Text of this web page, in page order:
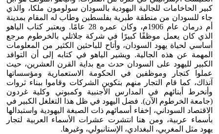
كبير الحاخامات للجالية اليهودية بالسودان سولومون ملكا، والذي
جاء للسودان من منطقة طبرية بفلسطين وطاب له المقام بمدينة
أم درمان عام 1906م، وكان عمره 28 عامًا. ويعتبر كتاب الياهو
الذي كان يعمل موظفًا كبيرًا في شركة جلاتلي بالخرطوم مرجع
أساسي لحياة يهود السودان، وأتاح للباحثين الكثير من المعلومات
المهمة عن هذه الجالية. ويشير الياهو في كتابه إلى أن التوافد
الكبير لليهود على السودان حدث مع بداية القرن العشرين، حيث
عملوا كتجار وموظفين في الحكومة الاستعمارية ومؤسساتها
آنذاك، كما قام التجار منهم بتكوين الشركات وقاموا ببناء ثروات
وأنخرط أبنائهم في المدارس الأجنبية وكمبوني وكلية غردون
(جامعة الخرطوم الآن). فضل اليهود في ظل هذا التغلغل الكبير في
الاقتصاد السوداني، إخفاء أسمائهم ذات الصبغة اليهودية واستبدالها
بأسماء عربية، ومن هنا انتشرت عشرات الأسماء العربية لتجار
يهود مثل المغربي، البغدادي، الإستانبولي، وغيرها.